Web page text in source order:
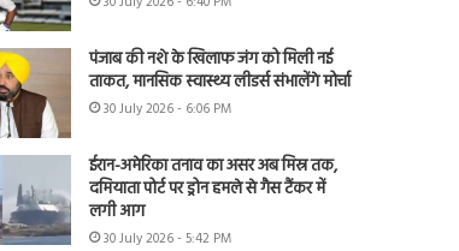
पंजाब की नशे के खिलाफ जंग को मिली नई
ताकत, मानसिक स्वास्थ्य लीडर्स संभालेंगे मोर्चा
30 July 2026 - 6:06 PM
ईरान-अमेरिका तनाव का असर अब मिस्र तक,
दमियाता पोर्ट पर ड्रोन हमले से गैस टैंकर में
लगी आग
30 July 2026 - 5:42 PM